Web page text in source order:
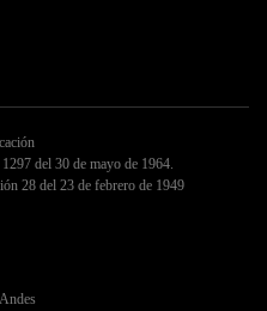
del 30 de mayo de 1964.
28 del 23 de febrero de 1949